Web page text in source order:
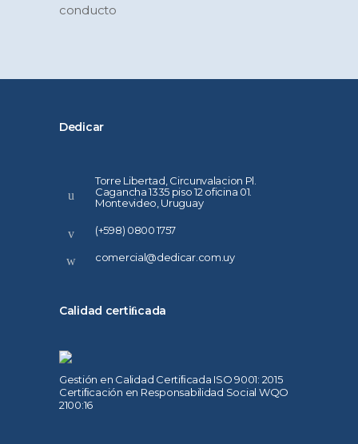
conducto
Dedicar
Torre Libertad, Circunvalacion Pl.
Cagancha 1335 piso 12 oficina 01.
Montevideo, Uruguay
(+598) 0800 1757
comercial@dedicar.com.uy
Calidad certiﬁcada
Gestión en Calidad Certiﬁcada ISO 9001: 2015
Certiﬁcación en Responsabilidad Social WQO
2100:16